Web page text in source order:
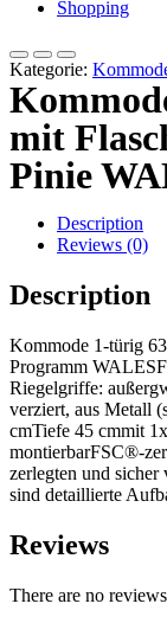
Shopping
Kategorie:
mit
Pinie
Description
Reviews (0)
Description
Kommode 1-türig
Programm
Riegelgriffe:
verziert, aus Metall
cmTiefe 45 cmmit
montierbarFSC®-
zerlegten und sicher
sind detaillierte
Reviews
There are no